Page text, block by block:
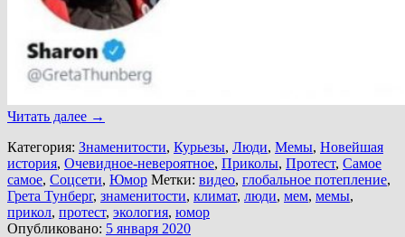
Читать далее →
Категория: Знаменитости, Курьезы, Люди, Мемы, Новейшая
история, Очевидное-невероятное, Приколы, Протест, Самое
самое, Соцсети, Юмор Метки: видео, глобальное потепление,
Грета Тунберг, знаменитости, климат, люди, мем, мемы,
прикол, протест, экология, юмор
Опубликовано: 5 января 2020